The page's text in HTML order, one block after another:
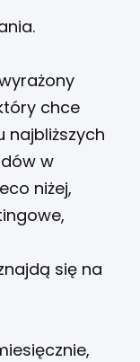
chce
najbliższych
w
niżej,
się na